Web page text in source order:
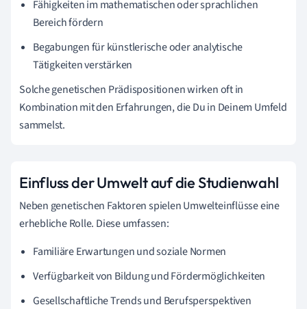
Fähigkeiten im mathematischen oder sprachlichen
Bereich fördern
Begabungen für künstlerische oder analytische
Tätigkeiten verstärken
Solche genetischen Prädispositionen wirken oft in
Kombination mit den Erfahrungen, die Du in Deinem Umfeld
sammelst.
Einfluss der Umwelt auf die Studienwahl
Neben genetischen Faktoren spielen Umwelteinflüsse eine
erhebliche Rolle. Diese umfassen:
Familiäre Erwartungen und soziale Normen
Verfügbarkeit von Bildung und Fördermöglichkeiten
Gesellschaftliche Trends und Berufsperspektiven